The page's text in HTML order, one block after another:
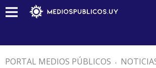
PORTAL MEDIOS PÚBLICOS .